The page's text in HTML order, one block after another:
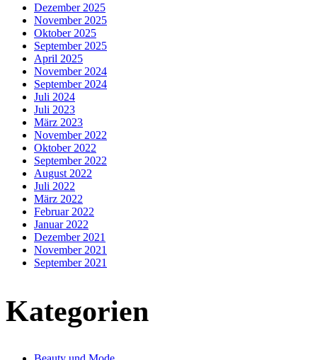
Dezember 2025
November 2025
Oktober 2025
September 2025
April 2025
November 2024
September 2024
Juli 2024
Juli 2023
März 2023
November 2022
Oktober 2022
September 2022
August 2022
Juli 2022
März 2022
Februar 2022
Januar 2022
Dezember 2021
November 2021
September 2021
Kategorien